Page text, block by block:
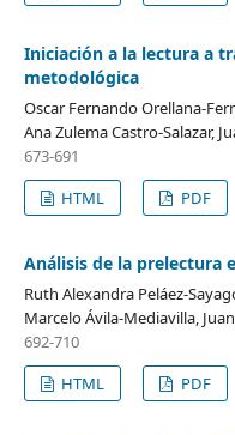
Iniciación a la lectura a
metodológica
Oscar Fernando Orellana-
Ana Zulema Castro-Salazar,
673-691
HTML
PDF
Análisis de la prelectura
Ruth Alexandra Peláez-
Marcelo Ávila-Mediavilla,
692-710
HTML
PDF